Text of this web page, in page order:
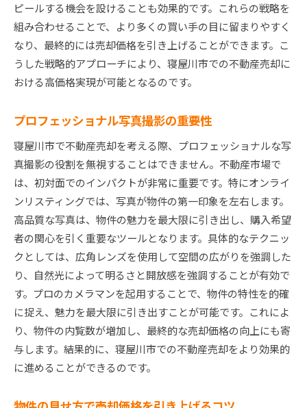
ピールする機会を設けることも効果的です。これらの戦略を
組み合わせることで、より多くの買い手の目に留まりやすく
なり、最終的には売却価格を引き上げることができます。こ
うした戦略的アプローチにより、寝屋川市での不動産売却に
おける高価格実現が可能となるのです。
プロフェッショナル写真撮影の重要性
寝屋川市で不動産売却を考える際、プロフェッショナルな写
真撮影の役割を無視することはできません。不動産市場で
は、初対面でのインパクトが非常に重要です。特にオンライ
ンリスティングでは、写真が物件の第一印象を左右します。
高品質な写真は、物件の魅力を最大限に引き出し、購入希望
者の関心を引く重要なツールとなります。具体的なテクニッ
クとしては、広角レンズを使用して空間の広がりを強調した
り、自然光によって明るさと開放感を強調することが有効で
す。プロのカメラマンを起用することで、物件の特性を的確
に捉え、魅力を最大限に引き出すことが可能です。これによ
り、物件の内覧数が増加し、最終的な売却価格の向上にも寄
与します。結果的に、寝屋川市での不動産売却をより効果的
に進めることができるのです。